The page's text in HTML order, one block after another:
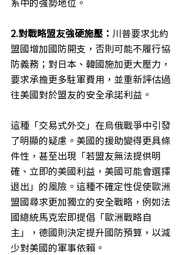
2.對戰略盟友強硬施壓： 川普要求北約
盟國增加國防開支，否則可能不履行協
防義務；對日本、韓國施加更大壓力，
要求承擔更多駐軍費用，並重新評估過
往美國對於盟友的安全承諾利益。
這種「交易式外交」在烏俄戰爭中引發
了明顯的疑慮。美國的援助變得更具條
件性，甚至出現「若盟友無法提供明
確、立即的美國利益，美國可能會選擇
退出」的風險。這種不確定性促使歐洲
盟國尋求更加獨立的安全戰略，例如法
國總統馬克宏即提倡「歐洲戰略自
主」，德國則決定提升國防預算，以減
少對美國的軍事依賴。